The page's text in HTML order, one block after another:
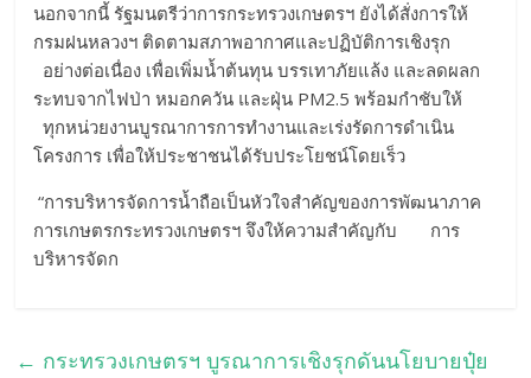
​นอกจากนี้ รัฐมนตรีว่าการกระทรวงเกษตรฯ ยังได้สั่งการให้
กรมฝนหลวงฯ ติดตามสภาพอากาศและปฏิบัติการเชิงรุก
อย่างต่อเนื่อง เพื่อเพิ่มน้ำต้นทุน บรรเทาภัยแล้ง และลดผลก
ระทบจากไฟป่า หมอกควัน และฝุ่น PM2.5 พร้อมกำชับให้
ทุกหน่วยงานบูรณาการการทำงานและเร่งรัดการดำเนิน
โครงการ เพื่อให้ประชาชนได้รับประโยชน์โดยเร็ว
​ “การบริหารจัดการน้ำถือเป็นหัวใจสำคัญของการพัฒนาภาค
การเกษตรกระทรวงเกษตรฯ จึงให้ความสำคัญกับ การ
บริหารจัดก
← กระทรวงเกษตรฯ บูรณาการเชิงรุกดันนโยบายปุ๋ย